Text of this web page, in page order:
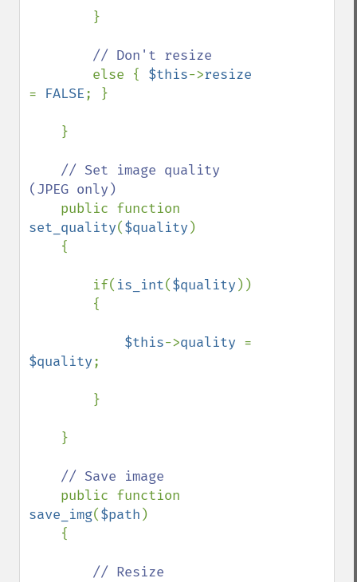
// Don't resize
else { $this->
= FALSE; }
// Set image quality
(JPEG only)
set_quality($quality )
        if(
is_int($quality ))
$this->quality
$quality;
// Save image
save_img($path )
// Resize